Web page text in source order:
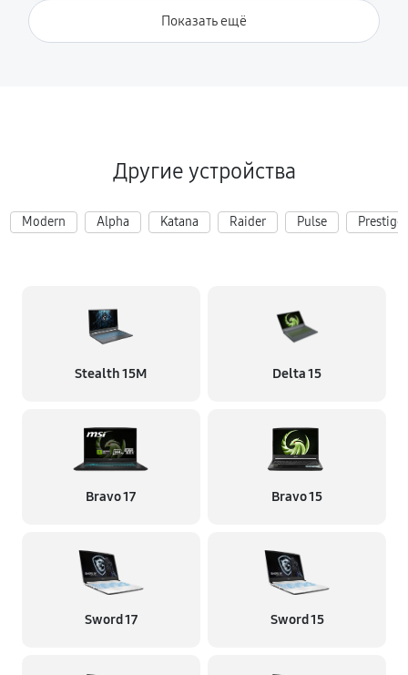
Показать ещё
Другие устройства
Modern Alpha Katana Raider Pulse Prestige
Stealth 15M Delta 15
Bravo 17 Bravo 15
Sword 17 Sword 15